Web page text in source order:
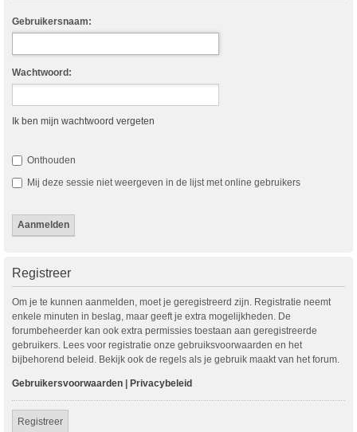
Gebruikersnaam:
Wachtwoord:
Ik ben mijn wachtwoord vergeten
Onthouden
Mij deze sessie niet weergeven in de lijst met online gebruikers
Registreer
Om je te kunnen aanmelden, moet je geregistreerd zijn. Registratie neemt
enkele minuten in beslag, maar geeft je extra mogelijkheden. De
forumbeheerder kan ook extra permissies toestaan aan geregistreerde
gebruikers. Lees voor registratie onze gebruiksvoorwaarden en het
bijbehorend beleid. Bekijk ook de regels als je gebruik maakt van het forum.
Gebruikersvoorwaarden | Privacybeleid
Registreer